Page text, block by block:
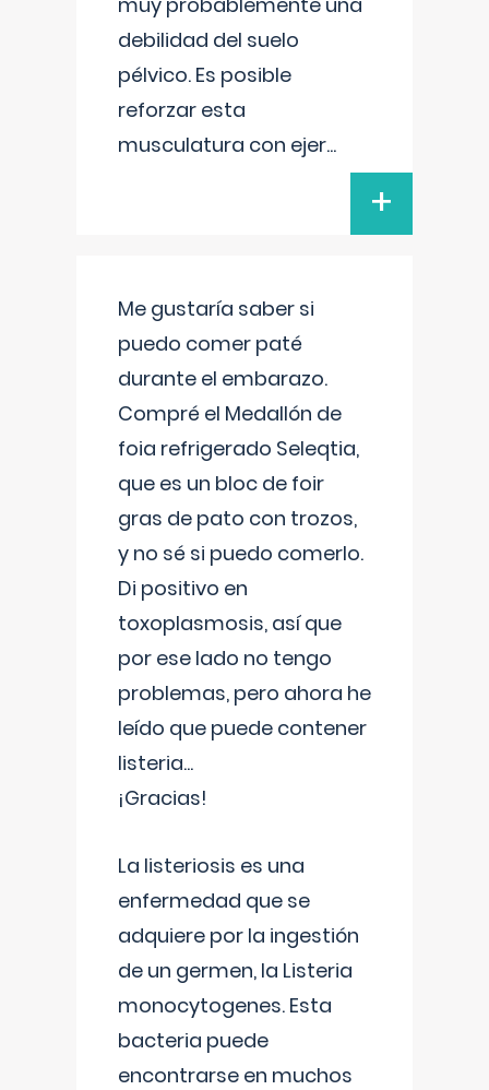
debilidad del suelo
pélvico. Es posible
reforzar esta
musculatura con ejer...
+
Me gustaría saber si
puedo comer paté
durante el embarazo.
Compré el Medallón de
foia refrigerado Seleqtia,
que es un bloc de foir
gras de pato con trozos,
y no sé si puedo comerlo.
Di positivo en
toxoplasmosis, así que
por ese lado no tengo
problemas, pero ahora he
leído que puede contener
listeria...
¡Gracias!
La listeriosis es una
enfermedad que se
adquiere por la ingestión
de un germen, la Listeria
monocytogenes. Esta
bacteria puede
encontrarse en muchos